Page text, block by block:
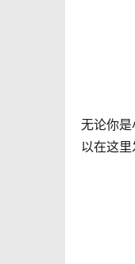
无论你
以在这里